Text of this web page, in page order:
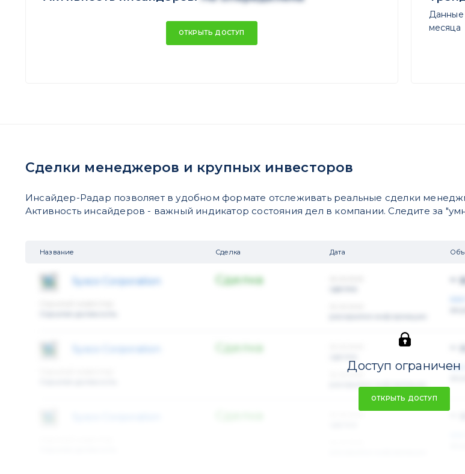
ОТКРЫТЬ ДОСТУП
Данные
месяца
Сделки менеджеров и крупных инвесторов
Инсайдер-Радар позволяет в удобном формате отслеживать реальные сделки
Активность инсайдеров - важный индикатор состояния дел в компании. Следите за
Название Сделка Дата
Sysco Corporation Сделка
Сделка
xx.xx.xxxx
~
XXX
Доступ ограничен
ОТКРЫТЬ ДОСТУП